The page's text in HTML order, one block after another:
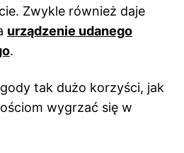
Zwykle również daje
urządzenie udanego
.
tak dużo korzyści, jak
wygrzać się w